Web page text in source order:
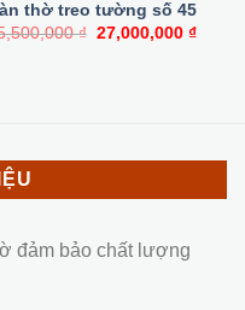
thờ treo tường số 45
₫ Giá
27,000,000 ₫Giá
đảm bảo chất lượng